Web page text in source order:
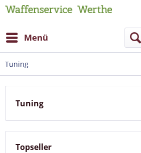
Menü
Tuning
Tuning
Topseller